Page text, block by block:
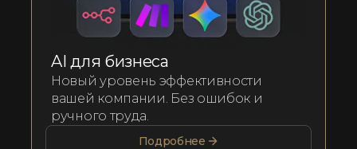
AI для бизнеса
Новый уровень эффективности
вашей компании. Без ошибок и
ручного труда.
Подробнее